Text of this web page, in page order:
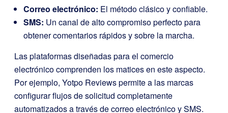
Correo electrónico: El método clásico y confiable.
SMS: Un canal de alto compromiso perfecto para
obtener comentarios rápidos y sobre la marcha.
Las plataformas diseñadas para el comercio
electrónico comprenden los matices en este aspecto.
Por ejemplo, Yotpo Reviews permite a las marcas
configurar flujos de solicitud completamente
automatizados a través de correo electrónico y SMS.